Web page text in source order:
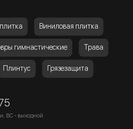
Виниловая плитка
гимнастические Трава
Плинтус Грязезащита
ВС - выходной